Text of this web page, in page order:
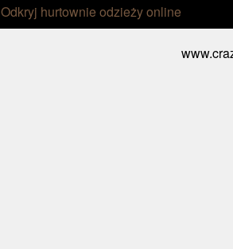
Odkryj hurtownie odzieży online